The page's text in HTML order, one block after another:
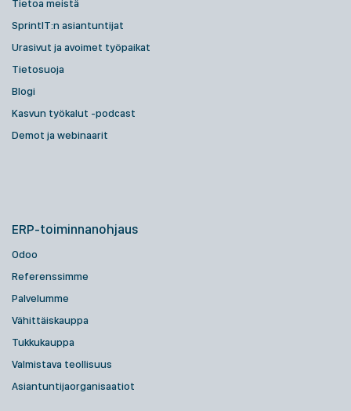
Tietoa meistä
SprintIT:n asiantuntijat
Urasivut ja avoimet työpaikat
Tietosuoja
Blogi
Kasvun työkalut -podcast
Demot ja webinaarit
ERP-toiminnanohjaus
Odoo
Referenssimme
Palvelumme
Vähittäiskauppa
Tukkukauppa
Valmistava teollisuus
Asiantuntijaorganisaatiot